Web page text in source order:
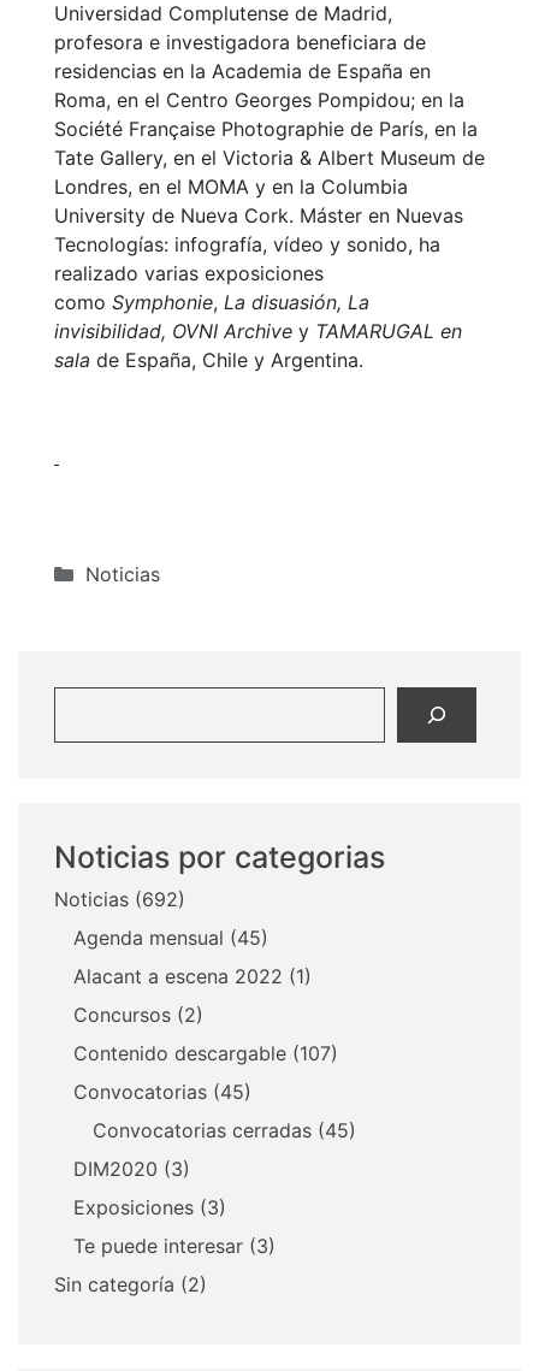
Universidad Complutense de Madrid,
profesora e investigadora beneficiara de
residencias en la Academia de España en
Roma, en el Centro Georges Pompidou; en la
Société Française Photographie de París, en la
Tate Gallery, en el Victoria & Albert Museum de
Londres, en el MOMA y en la Columbia
University de Nueva Cork. Máster en Nuevas
Tecnologías: infografía, vídeo y sonido, ha
realizado varias exposiciones
como Symphonie, La disuasión, La
invisibilidad, OVNI Archive y TAMARUGAL en
sala de España, Chile y Argentina.
Categorías
Noticias
Noticias por categorias
Noticias (692)
Agenda mensual (45)
Alacant a escena 2022 (1)
Concursos (2)
Contenido descargable (107)
Convocatorias (45)
Convocatorias cerradas (45)
DIM2020 (3)
Exposiciones (3)
Te puede interesar (3)
Sin categoría (2)